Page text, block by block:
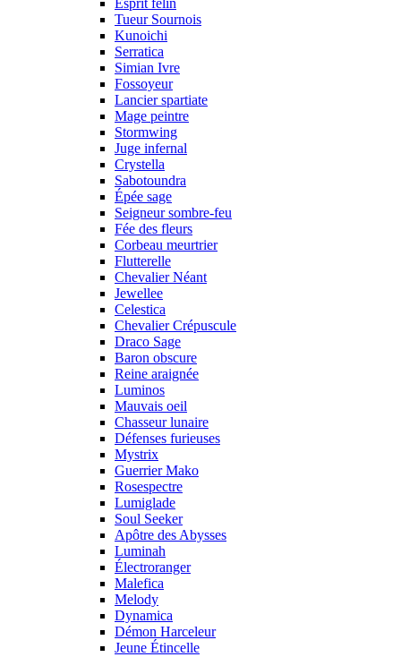
Esprit félin
Tueur Sournois
Kunoichi
Serratica
Simian Ivre
Fossoyeur
Lancier spartiate
Mage peintre
Stormwing
Juge infernal
Crystella
Sabotoundra
Épée sage
Seigneur sombre-feu
Fée des fleurs
Corbeau meurtrier
Flutterelle
Chevalier Néant
Jewellee
Celestica
Chevalier Crépuscule
Draco Sage
Baron obscure
Reine araignée
Luminos
Mauvais oeil
Chasseur lunaire
Défenses furieuses
Mystrix
Guerrier Mako
Rosespectre
Lumiglade
Soul Seeker
Apôtre des Abysses
Luminah
Électroranger
Malefica
Melody
Dynamica
Démon Harceleur
Jeune Étincelle